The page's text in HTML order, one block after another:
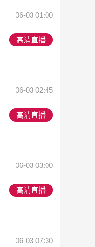
06-03 01:00
高清直播
06-03 02:45
高清直播
06-03 03:00
高清直播
06-03 07:30